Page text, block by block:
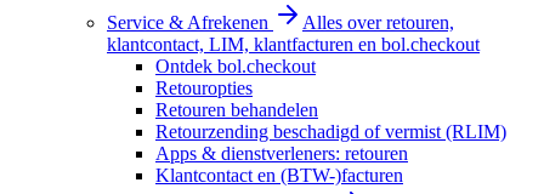
Service & Afrekenen
Alles over retouren,
klantcontact, LIM, klantfacturen en bol.checkout
Ontdek bol.checkout
Retouropties
Retouren behandelen
Retourzending beschadigd of vermist (RLIM)
Apps & dienstverleners: retouren
Klantcontact en (BTW-)facturen